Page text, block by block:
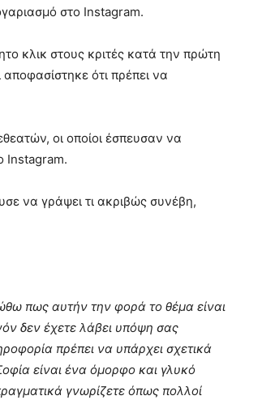
στο Instagram.
κλικ στους κριτές κατά την πρώτη
ότι πρέπει να
οι οποίοι έσπευσαν να
Instagram.
να γράψει τι ακριβώς συνέβη,
πως αυτήν την φορά το θέμα είναι
δεν έχετε λάβει υπόψη σας
πρέπει να υπάρχει σχετικά
είναι ένα όμορφο και γλυκό
γνωρίζετε όπως πολλοί